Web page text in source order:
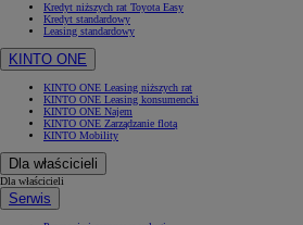
Kredyt niższych rat Toyota Easy
Kredyt standardowy
Leasing standardowy
KINTO ONE
KINTO ONE Leasing niższych rat
KINTO ONE Leasing konsumencki
KINTO ONE Najem
KINTO ONE Zarządzanie flotą
KINTO Mobility
Dla właścicieli
Dla właścicieli
Serwis